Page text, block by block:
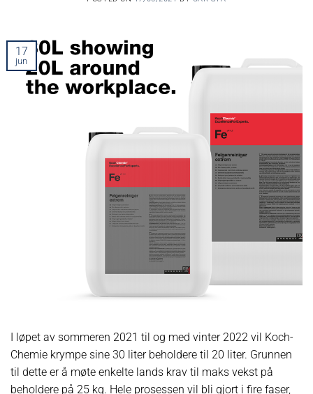
17
jun
I løpet av sommeren 2021 til og med vinter 2022 vil Koch-
Chemie krympe sine 30 liter beholdere til 20 liter. Grunnen
til dette er å møte enkelte lands krav til maks vekst på
beholdere på 25 kg. Hele prosessen vil bli gjort i fire faser,